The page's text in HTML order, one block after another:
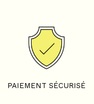
PAIEMENT SÉCURISÉ